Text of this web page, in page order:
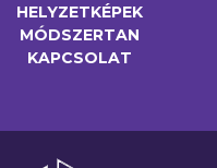
HELYZETKÉPEK
MÓDSZERTAN
KAPCSOLAT